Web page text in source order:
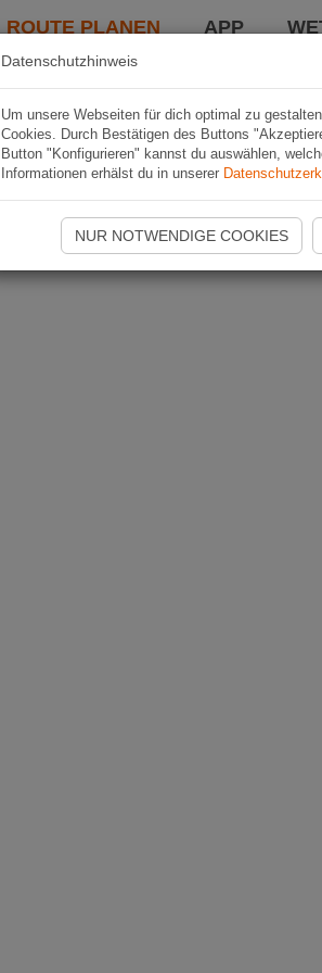
ROUTE PLANEN APP
Datenschutzhinweis
Um unsere Webseiten für dich optimal zu
Cookies. Durch Bestätigen des Buttons
Button "Konfigurieren" kannst du auswählen,
Informationen erhälst du in unserer
NUR NOTWENDIGE COOKIES